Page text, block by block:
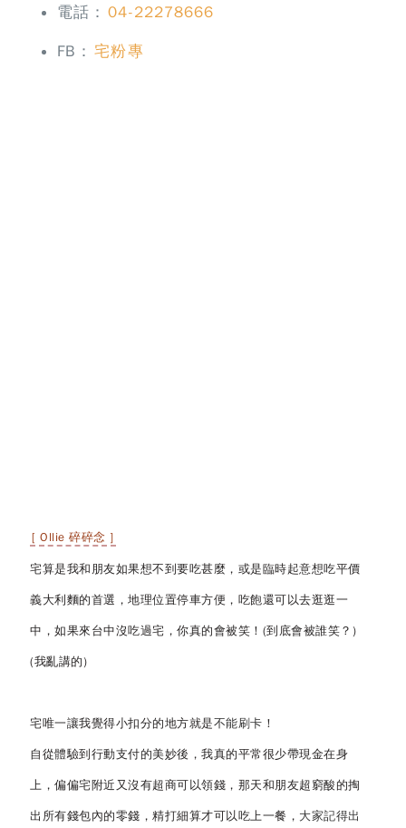
電話： 04-22278666
FB： 宅粉專
[ Ollie 碎碎念 ]
宅算是我和朋友如果想不到要吃甚麼，或是臨時起意想吃平價
義大利麵的首選，地理位置停車方便，吃飽還可以去逛逛一
中，如果來台中沒吃過宅，你真的會被笑！(到底會被誰笑？)
(我亂講的)
宅唯一讓我覺得小扣分的地方就是不能刷卡 ！
自從體驗到行動支付的美妙後，我真的平常很少帶現金在身
上，偏偏宅附近又沒有超商可以領錢，那天和朋友超窮酸的掏
出所有錢包內的零錢，精打細算才可以吃上一餐， 大家記得出